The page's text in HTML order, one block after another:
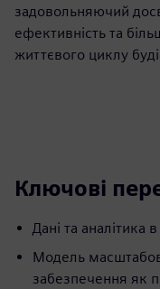
задовольняючий
ефективність та
життєвого циклу
Ключові
Дані та аналітика
Модель
забезпечення як